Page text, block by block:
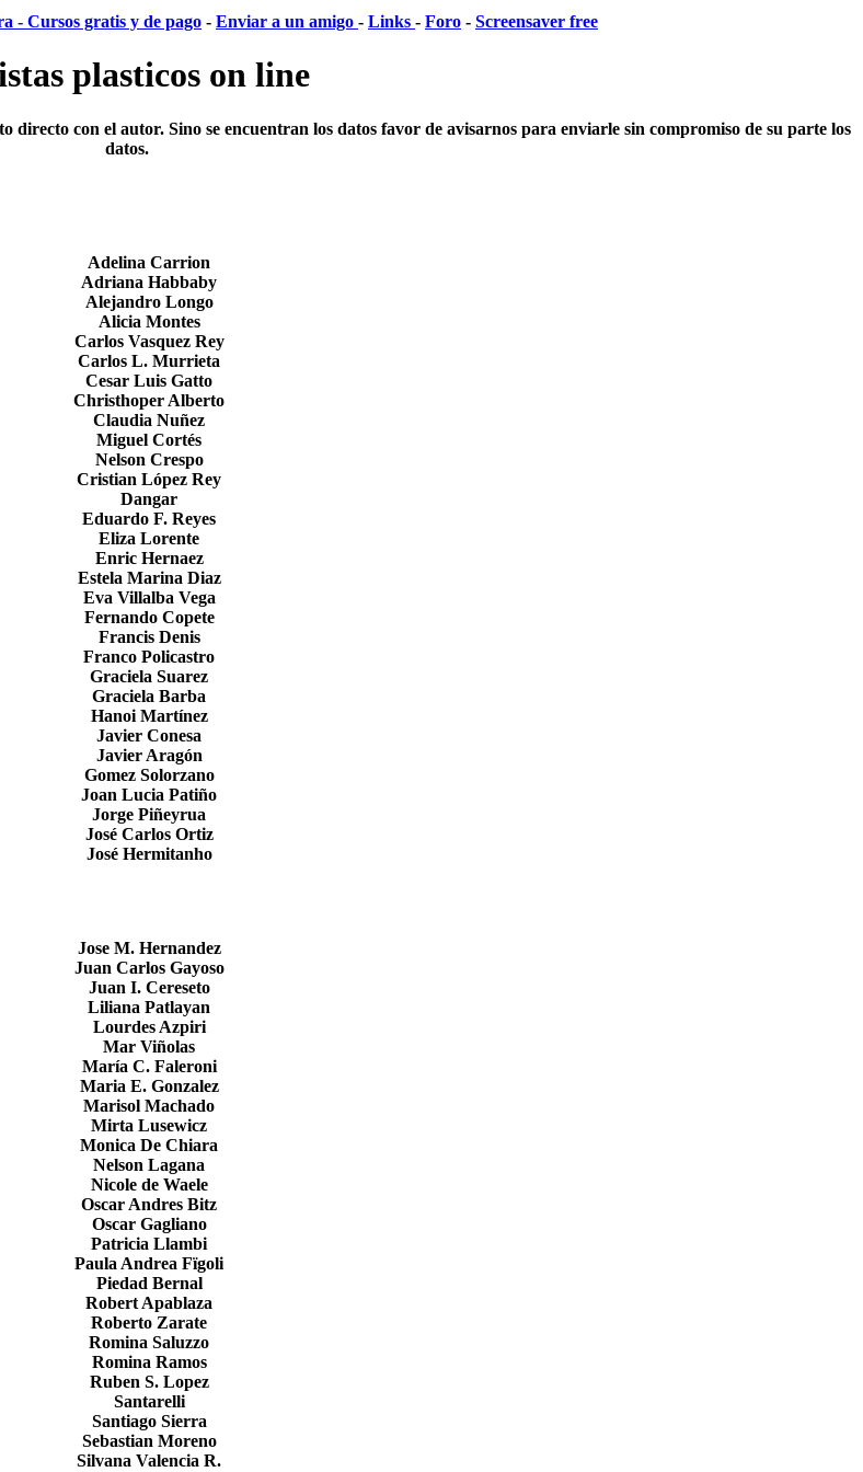
- Cursos gratis y de pago - Enviar a un amigo - Links - Foro - Screensaver free
plasticos on line
directo con el autor. Sino se encuentran los datos favor de avisarnos para enviarle sin compromiso de su parte los
datos.
Adelina Carrion
Adriana Habbaby
Alejandro Longo
Alicia Montes
Carlos Vasquez Rey
Carlos L. Murrieta
Cesar Luis Gatto
Christhoper Alberto
Claudia Nuñez
Miguel Cortés
Nelson Crespo
Cristian López Rey
Dangar
Eduardo F. Reyes
Eliza Lorente
Enric Hernaez
Estela Marina Diaz
Eva Villalba Vega
Fernando Copete
Francis Denis
Franco Policastro
Graciela Suarez
Graciela Barba
Hanoi Martínez
Javier Conesa
Javier Aragón
Gomez Solorzano
Joan Lucia Patiño
Jorge Piñeyrua
José Carlos Ortiz
José Hermitanho
Jose M. Hernandez
Juan Carlos Gayoso
Juan I. Cereseto
Liliana Patlayan
Lourdes Azpiri
Mar Viñolas
María C. Faleroni
Maria E. Gonzalez
Marisol Machado
Mirta Lusewicz
Monica De Chiara
Nelson Lagana
Nicole de Waele
Oscar Andres Bitz
Oscar Gagliano
Patricia Llambi
Paula Andrea Fïgoli
Piedad Bernal
Robert Apablaza
Roberto Zarate
Romina Saluzzo
Romina Ramos
Ruben S. Lopez
Santarelli
Santiago Sierra
Sebastian Moreno
Silvana Valencia R.